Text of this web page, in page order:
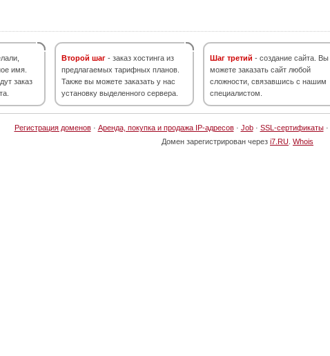
имя.
заказ
Второй шаг - заказ хостинга из
предлагаемых тарифных планов.
Также вы можете заказать у нас
установку выделенного сервера.
Шаг третий - создание сайта. Вы
можете заказать сайт любой
сложности, связавшись с нашим
специалистом.
Регистрация доменов· Аренда, покупка и продажа IP-адресов· Job· SSL-сертификаты·
Домен зарегистрирован через i7.RU Whois